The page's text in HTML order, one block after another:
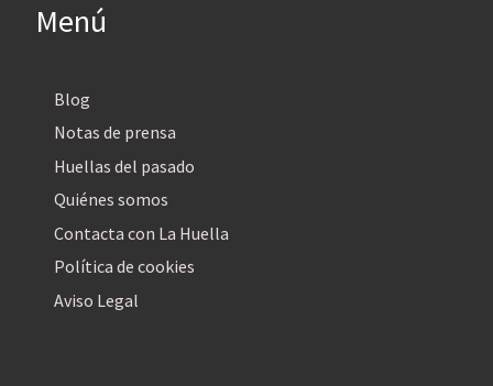
Menú
Blog
Notas de prensa
Huellas del pasado
Quiénes somos
Contacta con La Huella
Política de cookies
Aviso Legal